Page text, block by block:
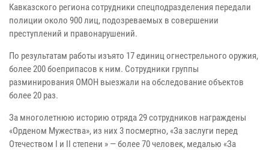
Кавказского региона сотрудники спецподразделения передали
полиции около 900 лиц, подозреваемых в совершении
преступлений и правонарушений.
По результатам работы изъято 17 единиц огнестрельного оружия,
более 200 боеприпасов к ним. Сотрудники группы
разминирования ОМОН выезжали на обследование объектов
более 20 раз.
За многолетнюю историю отряда 29 сотрудников награждены
«Орденом Мужества», из них 3 посмертно, «За заслуги перед
Отечеством I и II степени » — более 70 человек, медалью «За